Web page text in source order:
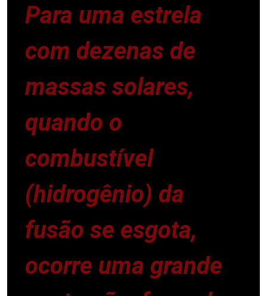
Para uma estrela
com dezenas de
massas solares,
quando o
combustível
(hidrogênio) da
fusão se esgota,
ocorre uma grande